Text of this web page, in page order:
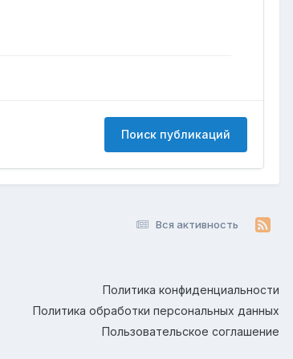
Поиск публикаций
Вся активность
Политика конфиденциальности
Политика обработки персональных данных
Пользовательское соглашение